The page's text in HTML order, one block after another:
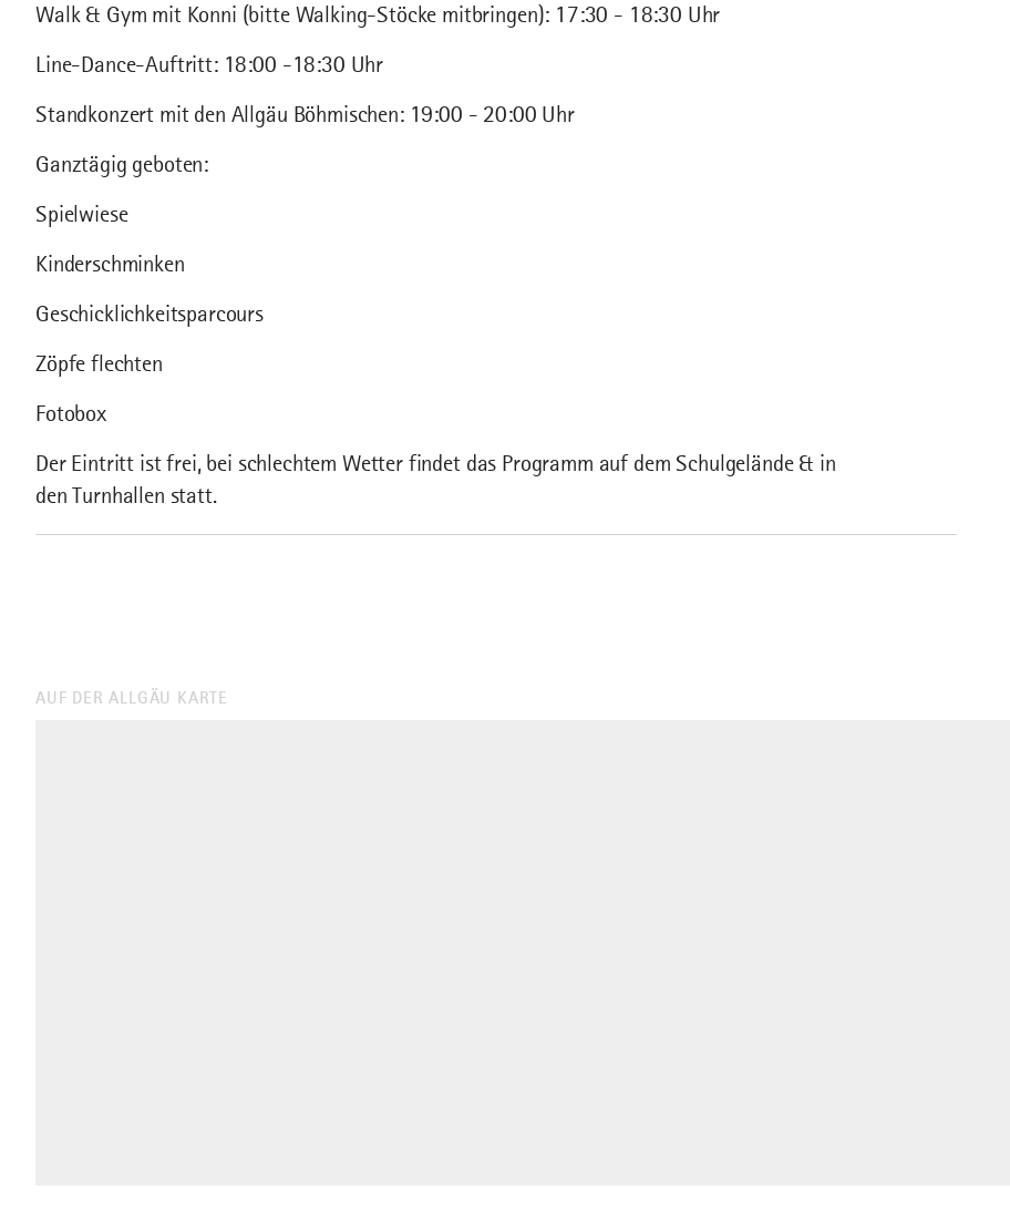
Walk & Gym mit Konni (bitte Walking-Stöcke mitbringen): 17:30 - 18:30 Uhr
Line-Dance-Auftritt: 18:00 -18:30 Uhr
Standkonzert mit den Allgäu Böhmischen: 19:00 - 20:00 Uhr
Ganztägig geboten:
Spielwiese
Kinderschminken
Geschicklichkeitsparcours
Zöpfe flechten
Fotobox
Der Eintritt ist frei, bei schlechtem Wetter findet das Programm auf dem Schulgelände & in
den Turnhallen statt.
AUF DER ALLGÄU KARTE